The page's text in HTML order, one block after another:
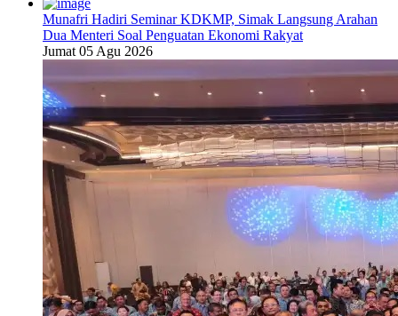
Munafri Hadiri Seminar KDKMP, Simak Langsung Arahan
Dua Menteri Soal Penguatan Ekonomi Rakyat
Jumat 05 Agu 2026